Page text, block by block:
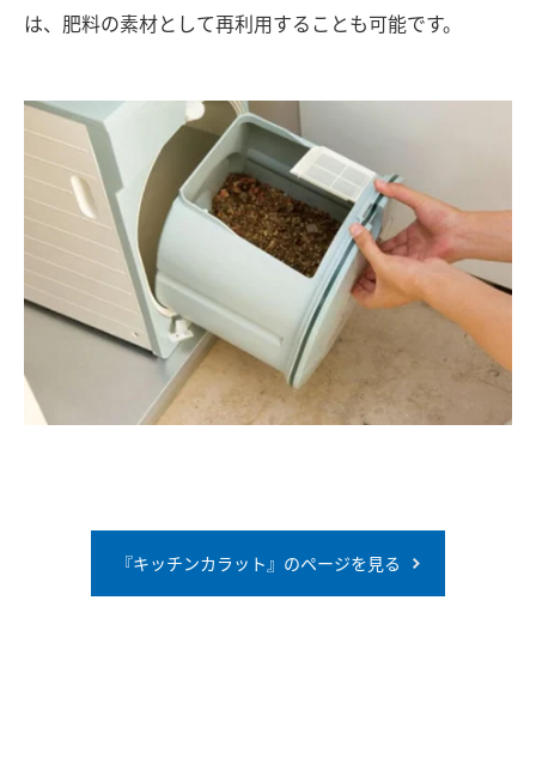
は、肥料の素材として再利用することも可能です。
『キッチンカラット』のページを見る